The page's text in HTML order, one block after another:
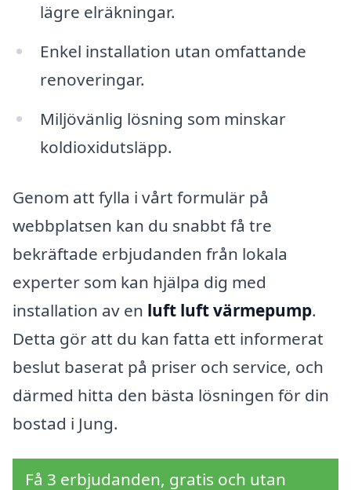
lägre elräkningar.
Enkel installation utan omfattande
renoveringar.
Miljövänlig lösning som minskar
koldioxidutsläpp.
Genom att fylla i vårt formulär på
webbplatsen kan du snabbt få tre
bekräftade erbjudanden från lokala
experter som kan hjälpa dig med
installation av en luft luft värmepump.
Detta gör att du kan fatta ett informerat
beslut baserat på priser och service, och
därmed hitta den bästa lösningen för din
bostad i Jung.
Få 3 erbjudanden, gratis och utan